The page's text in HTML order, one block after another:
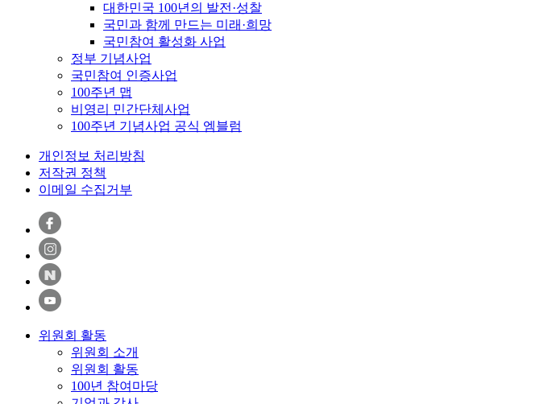
대한민국 100년의 발전·성찰
국민과 함께 만드는 미래·희망
국민참여 활성화 사업
정부 기념사업
국민참여 인증사업
100주년 맵
비영리 민간단체사업
100주년 기념사업 공식 엠블럼
개인정보 처리방침
저작권 정책
이메일 수집거부
위원회 활동
위원회 소개
위원회 활동
100년 참여마당